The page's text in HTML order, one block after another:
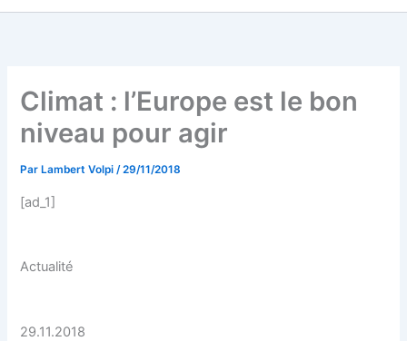
Climat : l’Europe est le bon
niveau pour agir
Par Lambert Volpi/29/11/2018
[ad_1]
Actualité
29.11.2018